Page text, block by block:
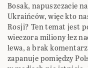
Bosak, napuszczacie
Ukraińców, więc kto
Rosji? Ten temat jest
wieczora miliony łez
lewa, a brak
zapanuje pomiędzy